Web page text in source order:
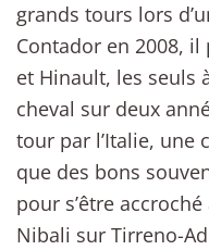
grands tours lors
Contador en 2008,
et Hinault, les seuls
cheval sur deux
tour par l’Italie, une
que des bons
pour s’être
Nibali sur Tirreno-